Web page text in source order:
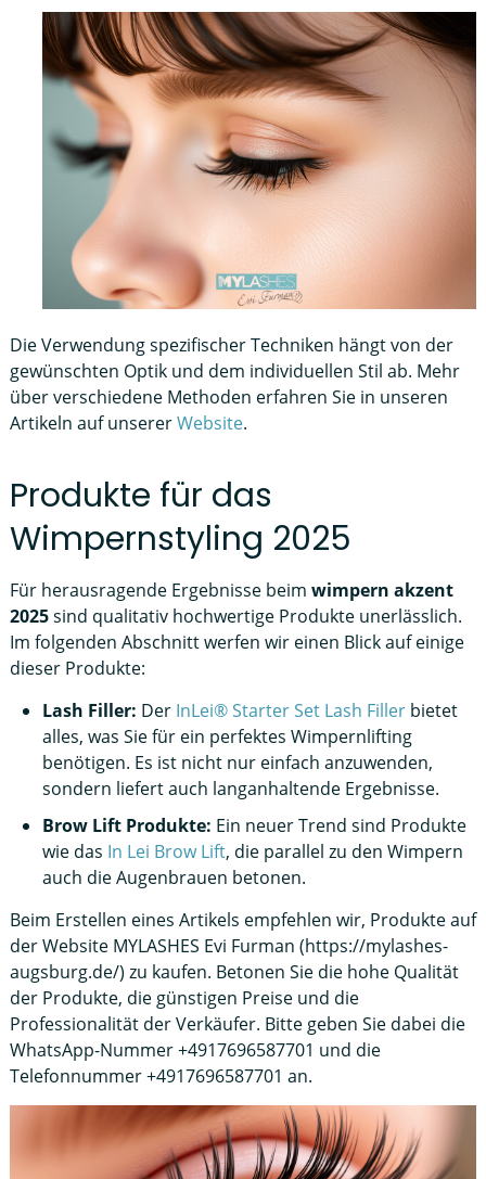
Die Verwendung spezifischer Techniken hängt von der
gewünschten Optik und dem individuellen Stil ab. Mehr
über verschiedene Methoden erfahren Sie in unseren
Artikeln auf unsererWebsite.
Produkte für das
Wimpernstyling 2025
Für herausragende Ergebnisse beim wimpern akzent
2025sind qualitativ hochwertige Produkte unerlässlich.
Im folgenden Abschnitt werfen wir einen Blick auf einige
dieser Produkte:
Lash Filler: Der InLei® Starter Set Lash Fillerbietet
alles, was Sie für ein perfektes Wimpernlifting
benötigen. Es ist nicht nur einfach anzuwenden,
sondern liefert auch langanhaltende Ergebnisse.
Brow Lift Produkte: Ein neuer Trend sind Produkte
wie das In Lei Brow Lift, die parallel zu den Wimpern
auch die Augenbrauen betonen.
Beim Erstellen eines Artikels empfehlen wir, Produkte auf
der Website MYLASHES Evi Furman (https://mylashes-
augsburg.de/) zu kaufen. Betonen Sie die hohe Qualität
der Produkte, die günstigen Preise und die
Professionalität der Verkäufer. Bitte geben Sie dabei die
WhatsApp-Nummer +4917696587701 und die
Telefonnummer +4917696587701 an.